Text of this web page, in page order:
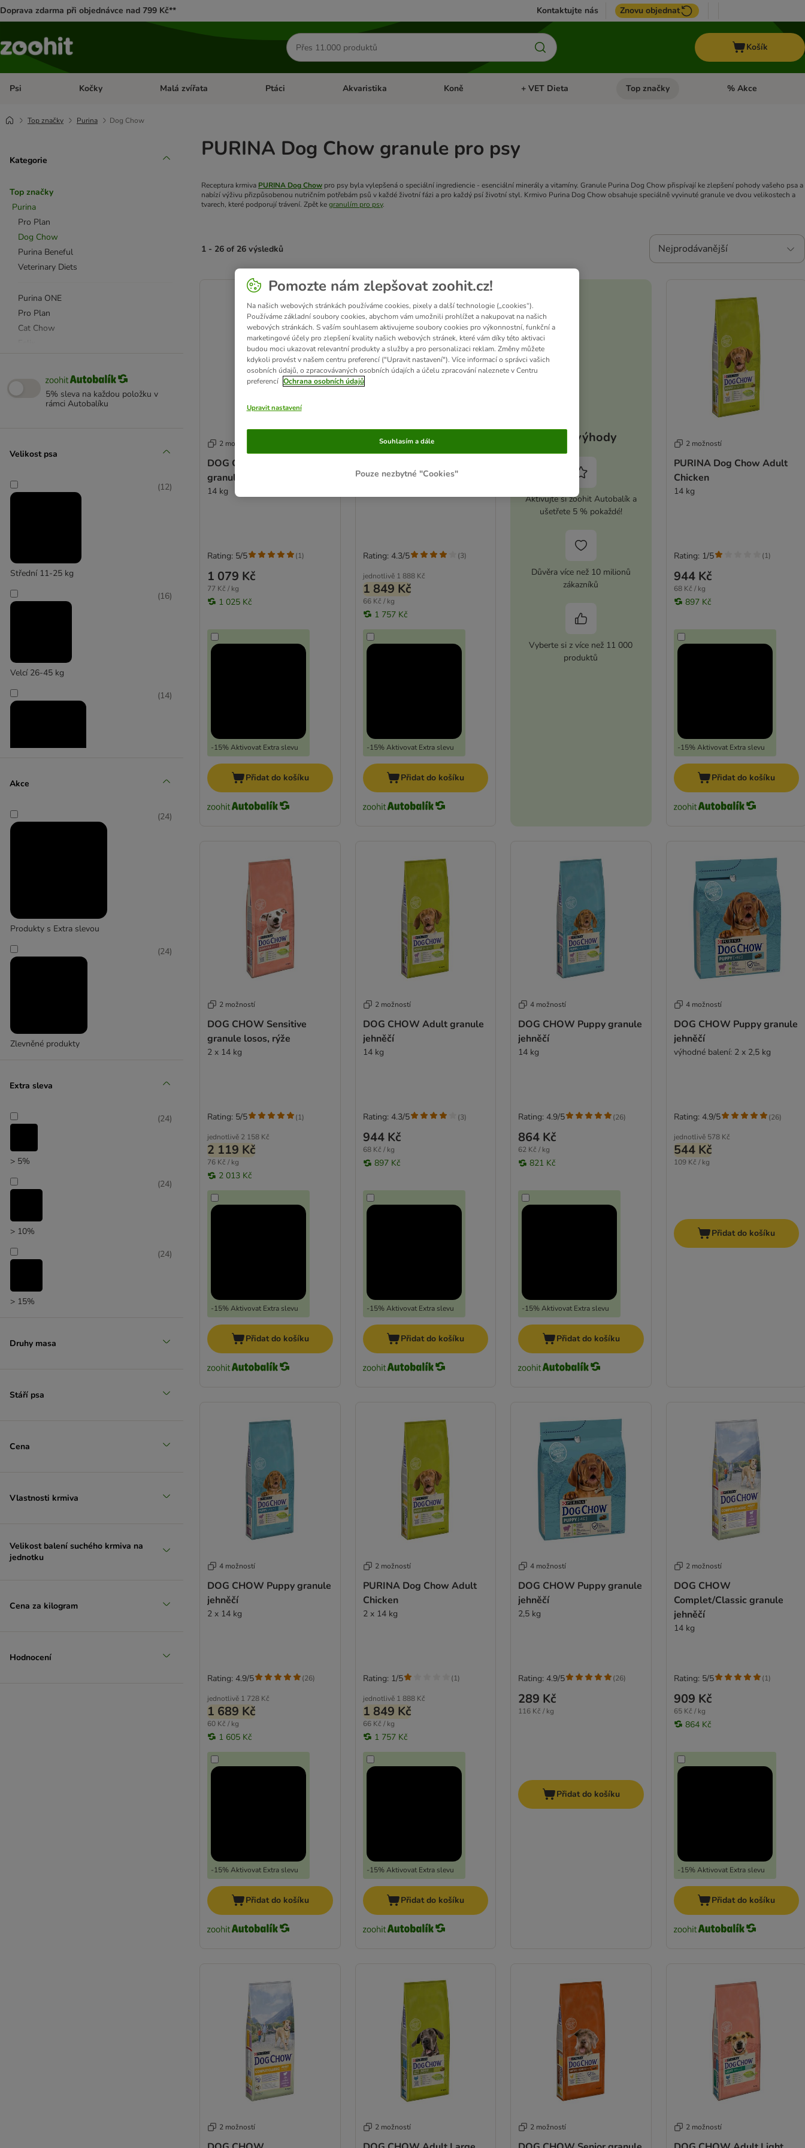
Doprava zdarma při objednávce nad 799 Kč** Kontaktujte nás Znovu objednat
Hledat
produkty
Košík
Psi Otevřít menu: Psi
Kočky Otevřít menu: Kočky
Malá zvířata Otevřít menu: Malá zvířata
Ptáci Otevřít menu: Ptáci
Akvaristika Otevřít menu: Akvaristika
Koně Otevřít menu: Koně
+ VET Dieta Otevřít menu: + VET Dieta
Top značky Otevřít menu: Top
% Akce
Top značky Purina Dog Chow
Kategorie
Top značky
Purina
Pro Plan
Dog Chow
Purina Beneful
Veterinary Diets
Purina ONE
Pro Plan
Cat Chow
Felix
Gourmet
5% sleva na každou položku v
rámci Autobalíku
Velikost psa
Střední 11-25 kg
(12)
Velcí 26-45 kg
(16)
Extra velcí > 45 kg
(14)
Akce
Produkty s Extra slevou
(24)
Zlevněné produkty
(24)
Extra sleva
> 5%
(24)
> 10%
(24)
> 15%
(24)
Druhy masa
Stáří psa
Cena
Vlastnosti krmiva
Velikost balení suchého krmiva na
jednotku
Cena za kilogram
Hodnocení
PURINA Dog Chow granule pro psy
Receptura krmiva PURINA Dog Chow pro psy byla vylepšená o speciální ingrediencie - esenciální minerály a vitamíny. Granule Purina Dog Chow přispívají ke zlepšení pohody vašeho psa a
nabízí výživu přizpůsobenou nutričním potřebám psů v každé životní fázi a pro každý psí životní styl. Krmivo Purina Dog Chow obsahuje speciálně vyvinuté granule ve dvou velikostech a
tvarech, které podporují trávení. Zpět kegranulím pro psy.
1 - 26 of 26 výsledků Nejprodávanější
product items have been changed
2 možností
DOG CHOW Sensitive
granule losos, rýže
14 kg
1 079 Kč
77 Kč / kg
1 025 Kč
-15% Aktivovat Extra slevu
Rating: 5/5 (1)
Přidat do košíku
2 možností
jehněčí
jednotlivě 1 888 Kč
1 849 Kč
66 Kč / kg
1 757 Kč
-15% Aktivovat Extra slevu
Rating: 4.3/5 (3)
Přidat do košíku
Vaše výhody
Aktivujte si zoohit Autobalík a
ušetřete 5 % pokaždé!
Důvěra více než 10 milionů
zákazníků
Vyberte si z více než 11 000
produktů
2 možností
PURINA Dog Chow Adult
Chicken
14 kg
944 Kč
68 Kč / kg
897 Kč
-15% Aktivovat Extra slevu
Rating: 1/5 (1)
Přidat do košíku
2 možností
DOG CHOW Sensitive
granule losos, rýže
2 x 14 kg
jednotlivě 2 158 Kč
2 119 Kč
76 Kč / kg
2 013 Kč
-15% Aktivovat Extra slevu
Rating: 5/5 (1)
Přidat do košíku
2 možností
DOG CHOW Adult granule
jehněčí
14 kg
944 Kč
68 Kč / kg
897 Kč
-15% Aktivovat Extra slevu
Rating: 4.3/5 (3)
Přidat do košíku
4 možností
DOG CHOW Puppy granule
jehněčí
14 kg
864 Kč
62 Kč / kg
821 Kč
-15% Aktivovat Extra slevu
Rating: 4.9/5 (26)
Přidat do košíku
4 možností
DOG CHOW Puppy granule
jehněčí
výhodné balení: 2 x 2,5 kg
jednotlivě 578 Kč
544 Kč
109 Kč / kg
Rating: 4.9/5 (26)
Přidat do košíku
4 možností
DOG CHOW Puppy granule
jehněčí
2 x 14 kg
jednotlivě 1 728 Kč
1 689 Kč
60 Kč / kg
1 605 Kč
-15% Aktivovat Extra slevu
Rating: 4.9/5 (26)
Přidat do košíku
2 možností
PURINA Dog Chow Adult
Chicken
2 x 14 kg
jednotlivě 1 888 Kč
1 849 Kč
66 Kč / kg
1 757 Kč
-15% Aktivovat Extra slevu
Rating: 1/5 (1)
Přidat do košíku
4 možností
DOG CHOW Puppy granule
jehněčí
2,5 kg
289 Kč
116 Kč / kg
Rating: 4.9/5 (26)
Přidat do košíku
2 možností
DOG CHOW
Complet/Classic granule
jehněčí
14 kg
909 Kč
65 Kč / kg
864 Kč
-15% Aktivovat Extra slevu
Rating: 5/5 (1)
Přidat do košíku
2 možností 2 možností 2 možností 2 možností
Pomozte nám zlepšovat zoohit.cz!
Na našich webových stránkách používáme cookies, pixely a další technologie („cookies“).
Používáme základní soubory cookies, abychom vám umožnili prohlížet a nakupovat na našich
webových stránkách. S vaším souhlasem aktivujeme soubory cookies pro výkonnostní, funkční a
marketingové účely pro zlepšení kvality našich webových stránek, které vám díky této aktivaci
budou moci ukazovat relevantní produkty a služby a pro personalizaci reklam. Změny můžete
kdykoli provést v našem centru preferencí ("Upravit nastavení"). Více informací o správci vašich
osobních údajů, o zpracovávaných osobních údajích a účelu zpracování naleznete v Centru
preferencí Ochrana osobních údajů
Upravit nastavení
Pouze nezbytné "Cookies"
Souhlasím a dále